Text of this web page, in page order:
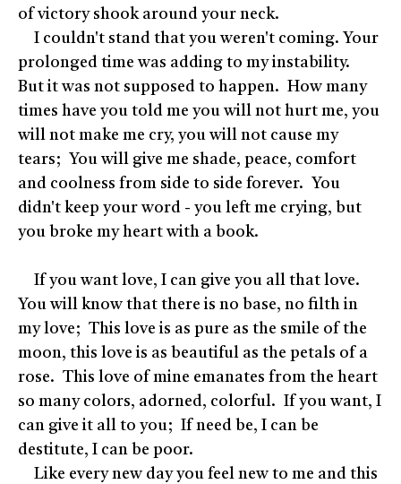
of victory shook around your neck.
I couldn't stand that you weren't coming. Your
prolonged time was adding to my instability.
But it was not supposed to happen. How many
times have you told me you will not hurt me, you
will not make me cry, you will not cause my
tears; You will give me shade, peace, comfort
and coolness from side to side forever. You
didn't keep your word - you left me crying, but
you broke my heart with a book.
If you want love, I can give you all that love.
You will know that there is no base, no filth in
my love; This love is as pure as the smile of the
moon, this love is as beautiful as the petals of a
rose. This love of mine emanates from the heart
so many colors, adorned, colorful. If you want, I
can give it all to you; If need be, I can be
destitute, I can be poor.
Like every new day you feel new to me and this